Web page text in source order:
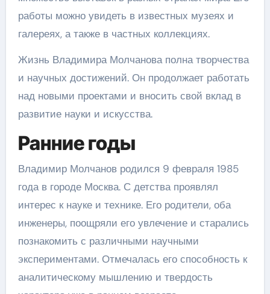
работы можно увидеть в известных музеях и
галереях, а также в частных коллекциях.
Жизнь Владимира Молчанова полна творчества
и научных достижений. Он продолжает работать
над новыми проектами и вносить свой вклад в
развитие науки и искусства.
Ранние годы
Владимир Молчанов родился 9 февраля 1985
года в городе Москва. С детства проявлял
интерес к науке и технике. Его родители, оба
инженеры, поощряли его увлечение и старались
познакомить с различными научными
экспериментами. Отмечалась его способность к
аналитическому мышлению и твердость